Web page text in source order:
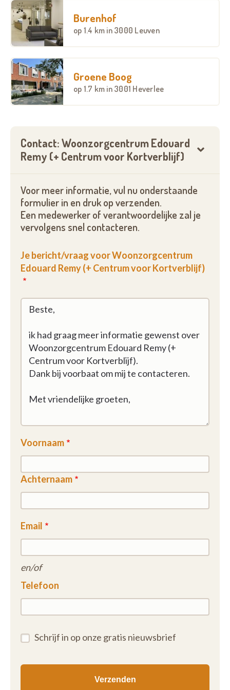
bingo, dans- en zangnamiddagen, eetfestijnen ...
Komt er familie op bezoek? Dan kan je in ons
middagrestaurant De Lampet
Burenhof
op 1.4 km in 3000 Leuven
Groene Boog
op 1.7 km in 3001 Heverlee
Contact: Woonzorgcentrum Edouard
Remy (+ Centrum voor Kortverblijf)
Voor meer informatie, vul nu onderstaande
formulier in en druk op verzenden.
Een medewerker of verantwoordelijke zal je
vervolgens snel contacteren.
Je bericht/vraag voor Woonzorgcentrum
Edouard Remy (+ Centrum voor Kortverblijf)
Voornaam
Achternaam
Email
en/of
Telefoon
Schrijf in op onze gratis nieuwsbrief